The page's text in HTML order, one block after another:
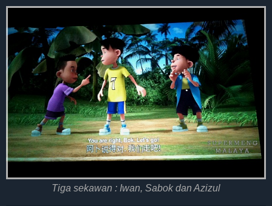
Tiga sekawan : Iwan, Sabok dan Azizul